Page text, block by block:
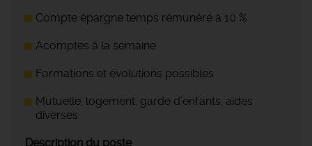
Compte épargne temps rémunéré à 10 %
Acomptes à la semaine
Formations et évolutions possibles
Mutuelle, logement, garde d’enfants, aides
diverses
Description du poste